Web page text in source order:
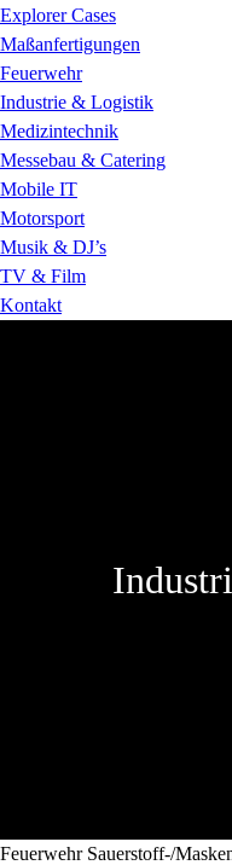
Explorer Cases
Maßanfertigungen
Feuerwehr
Industrie & Logistik
Medizintechnik
Messebau & Catering
Mobile IT
Motorsport
Musik & DJ’s
TV & Film
Kontakt
Feuerwehr Sauerstoff-/